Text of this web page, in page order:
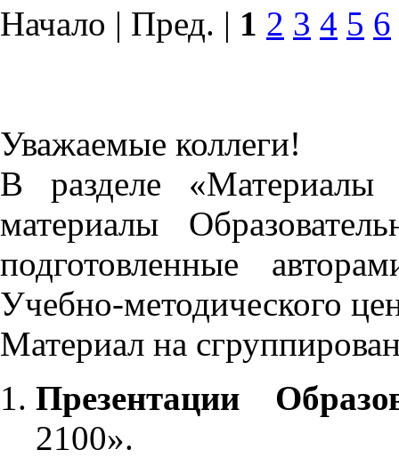
Начало | Пред. | 1 2 3 4 5 6
Уважаемые коллеги!
В разделе «Материалы
материалы
подготовленные
Учебно-методического
Материал на
Презентации
2100».